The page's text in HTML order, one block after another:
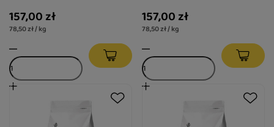
157,00 zł
78,50 zł / kg
157,00 zł
78,50 zł / kg